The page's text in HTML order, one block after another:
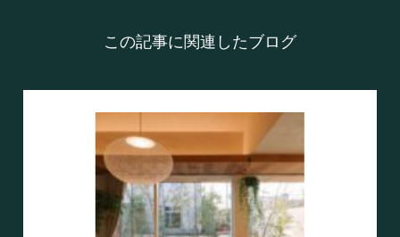
この記事に関連したブログ